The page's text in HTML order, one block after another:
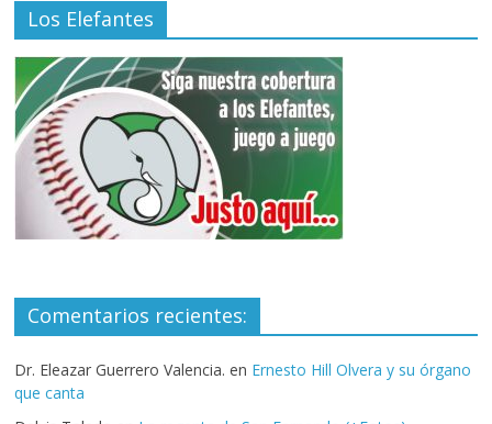
Los Elefantes
Comentarios recientes:
Dr. Eleazar Guerrero Valencia. en Ernesto Hill Olvera y su órgano
que canta